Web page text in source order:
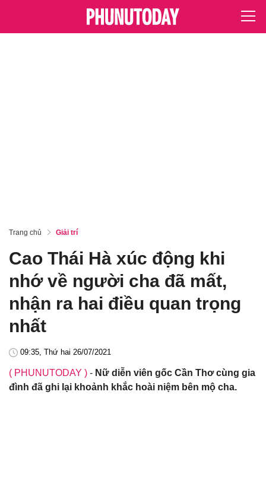
Trang chủ Giải trí
Cao Thái Hà xúc động khi
nhớ về người cha đã mất,
nhận ra hai điều quan trọng
nhất
09:35, Thứ hai 26/07/2021
( PHUNUTODAY ) - Nữ diễn viên gốc Cần Thơ cùng gia
đình đã ghi lại khoảnh khắc hoài niệm bên mộ cha.